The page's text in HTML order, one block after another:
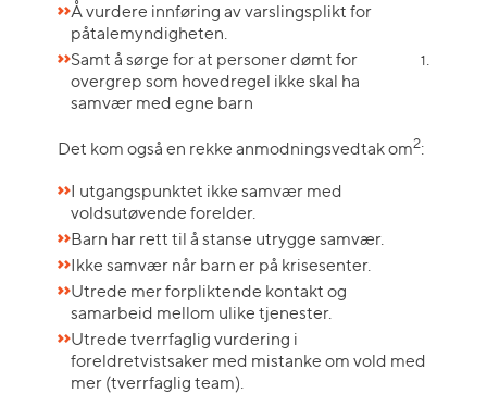
Å vurdere innføring av varslingsplikt for
påtalemyndigheten.
Samt å sørge for at personer dømt for
overgrep som hovedregel ikke skal ha
samvær med egne barn
1.
Det kom også en rekke anmodningsvedtak om2:
I utgangspunktet ikke samvær med
voldsutøvende forelder.
Barn har rett til å stanse utrygge samvær.
Ikke samvær når barn er på krisesenter.
Utrede mer forpliktende kontakt og
samarbeid mellom ulike tjenester.
Utrede tverrfaglig vurdering i
foreldretvistsaker med mistanke om vold med
mer (tverrfaglig team).